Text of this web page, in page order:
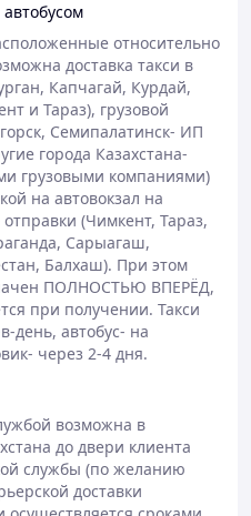
усвоение съеденной
чая и их действии
чай влияет на
веса за счёт нескольких
прежде всего-
и кофеина.
перистальтики. Кофеин и
двигательную активность
опорожнению;
зелёного чая
рост полезных
и
кишечника и могут
заболеваний ЖКТ
Сочетание EGCG и
относительно
доставка такси в
Капчагай, Курдай,
и Тараз), грузовой
Семипалатинск- ИП
города Казахстана-
грузовыми компаниями)
на автовокзал на
(Чимкент, Тараз,
Сарыагаш,
Балхаш). При этом
ПОЛНОСТЬЮ ВПЕРЁД,
при получении. Такси
день, автобус- на
через 2-4 дня.
возможна в
до двери клиента
службы (по желанию
доставки